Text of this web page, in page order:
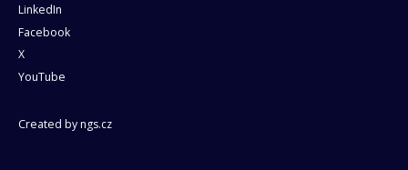
LinkedIn
Facebook
X
YouTube
Created byngs.cz